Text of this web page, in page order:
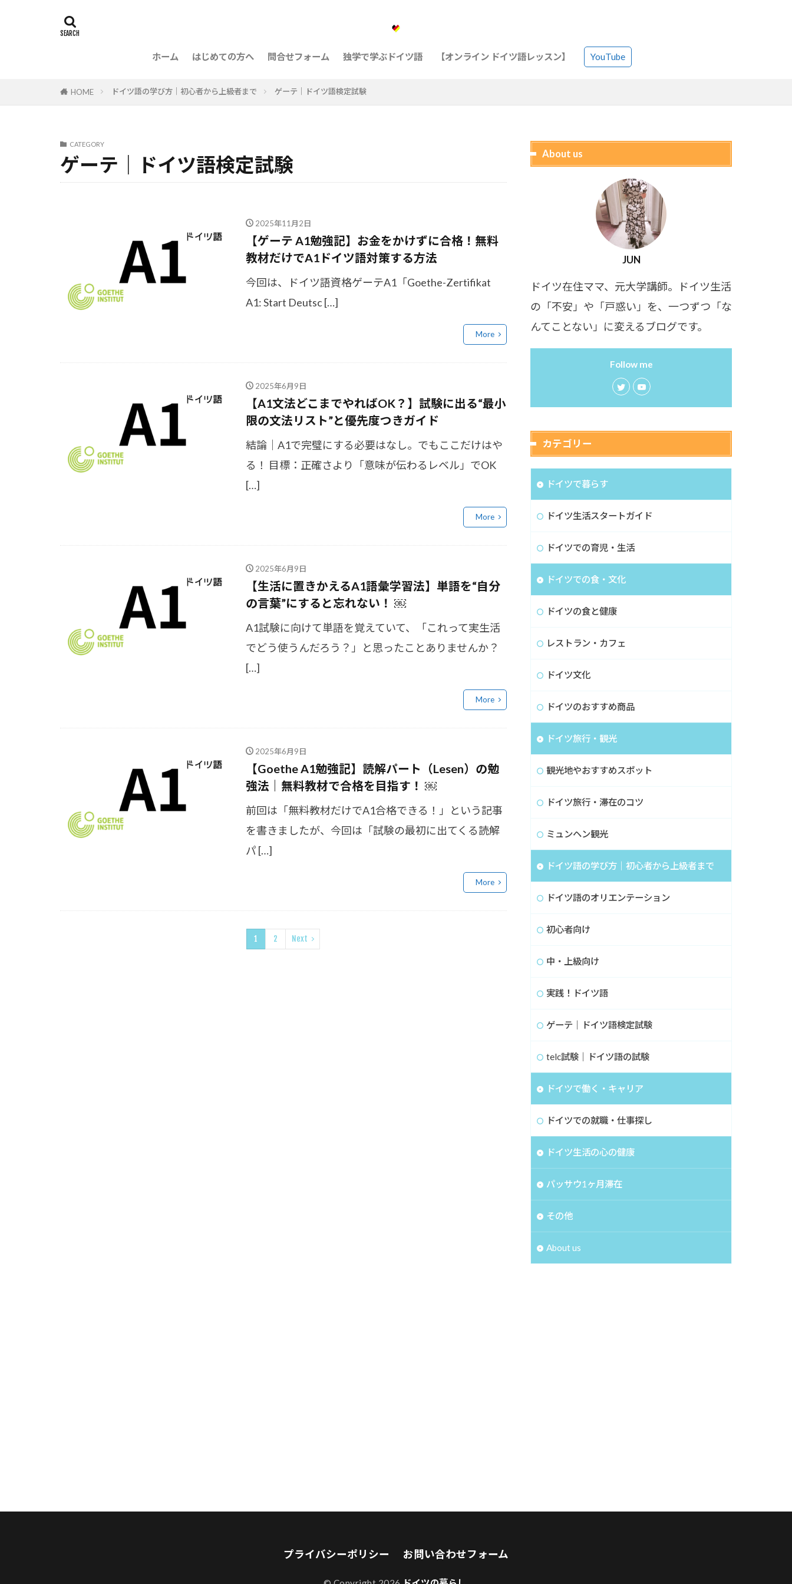
ホーム はじめての方へ 問合せフォーム 独学で学ぶドイツ語 【オンライン ドイツ語レッスン】 YouTube
HOME ドイツ語の学び方｜初心者から上級者まで ゲーテ｜ドイツ語検定試験
CATEGORY
ゲーテ｜ドイツ語検定試験
2025年11月2日
【ゲーテ A1勉強記】お金をかけずに合格！無料
教材だけでA1ドイツ語対策する方法
今回は、ドイツ語資格ゲーテA1「Goethe-Zertifikat
A1: Start Deutsc […]
More
2025年6月9日
【A1文法どこまでやればOK？】試験に出る“最小
限の文法リスト”と優先度つきガイド
結論｜A1で完璧にする必要はなし。でもここだけはや
る！ 目標：正確さより「意味が伝わるレベル」でOK
[…]
More
2025年6月9日
【生活に置きかえるA1語彙学習法】単語を“自分
の言葉”にすると忘れない！ ￼
A1試験に向けて単語を覚えていて、「これって実生活
でどう使うんだろう？」と思ったことありませんか？
[…]
More
2025年6月9日
【Goethe A1勉強記】読解パート（Lesen）の勉
強法｜無料教材で合格を目指す！ ￼
前回は「無料教材だけでA1合格できる！」という記事
を書きましたが、今回は「試験の最初に出てくる読解
パ […]
More
1 2 Next
About us
JUN
ドイツ在住ママ、元大学講師。ドイツ生活
の「不安」や「戸惑い」を、一つずつ「な
んてことない」に変えるブログです。
Follow me
カテゴリー
ドイツで暮らす
ドイツ生活スタートガイド
ドイツでの育児・生活
ドイツでの食・文化
ドイツの食と健康
レストラン・カフェ
ドイツ文化
ドイツのおすすめ商品
ドイツ旅行・観光
観光地やおすすめスポット
ドイツ旅行・滞在のコツ
ミュンヘン観光
ドイツ語の学び方｜初心者から上級者まで
ドイツ語のオリエンテーション
初心者向け
中・上級向け
実践！ドイツ語
ゲーテ｜ドイツ語検定試験
telc試験｜ドイツ語の試験
ドイツで働く・キャリア
ドイツでの就職・仕事探し
ドイツ生活の心の健康
パッサウ1ヶ月滞在
その他
About us
プライバシーポリシー お問い合わせフォーム